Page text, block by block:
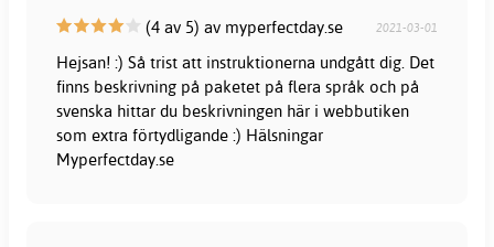
(4 av 5) av myperfectday.se 2021-03-01
Hejsan! :) Så trist att instruktionerna undgått dig. Det
finns beskrivning på paketet på flera språk och på
svenska hittar du beskrivningen här i webbutiken
som extra förtydligande :) Hälsningar
Myperfectday.se